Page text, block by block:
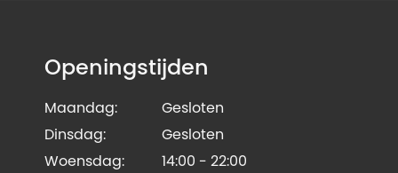
Openingstijden
Maandag:
Gesloten
Dinsdag:
Gesloten
Woensdag:
14:00 - 22:00